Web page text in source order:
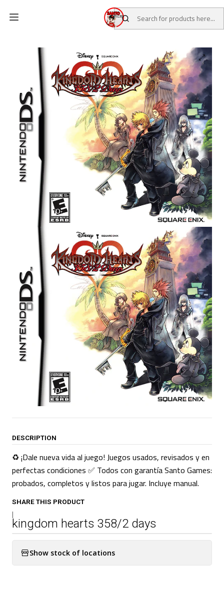
Pre-Loved Games Nintendo DS Games
kingdom hearts 358/2 days
DESCRIPTION
♻️ ¡Dale nueva vida al juego! Juegos usados, revisados y en
perfectas condiciones ✅ Todos con garantía Santo Games:
probados, completos y listos para jugar. Incluye manual.
SHARE THIS PRODUCT
|
kingdom hearts 358/2 days
Show stock of locations